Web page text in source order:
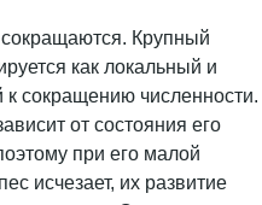
Крупный
как локальный и
к сокращению численности.
от состояния его
при его малой
исчезает, их развитие